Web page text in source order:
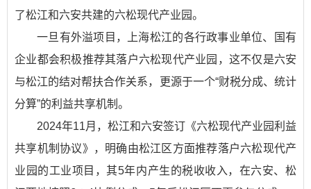
了松江和六安共建的六松现代产业园。
一旦有外溢项目，上海松江的各行政事业单位、国有
企业都会积极推荐其落户六松现代产业园，这不仅是六安
与松江的结对帮扶合作关系，更源于一个“财税分成、统计
分算”的利益共享机制。
2024年11月，松江和六安签订《六松现代产业园利益
共享机制协议》，明确由松江区方面推荐落户六松现代产
业园的工业项目，其5年内产生的税收收入，在六安、松